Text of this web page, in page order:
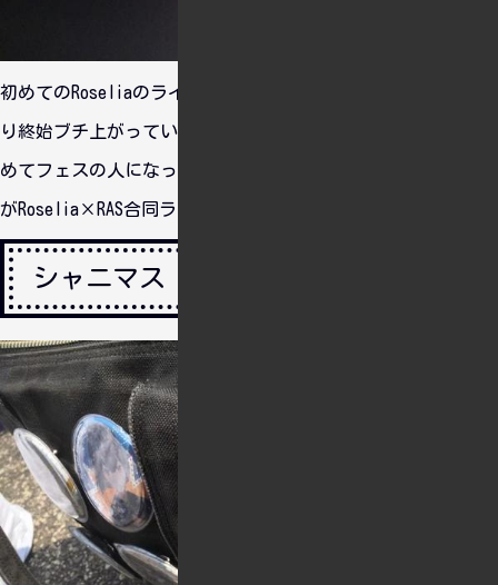
初めてのRoseliaのライブ、そして野外ライブということもあ
り終始ブチ上がっていました。ヲタク棒が途中から振るのをや
めてフェスの人になっていましたね。このライブに行ったこと
がRoselia×RAS合同ライブ参加につながったように思います。
シャニマス SUMMER PARTY